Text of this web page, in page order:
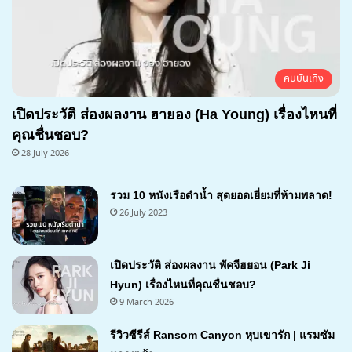
คนบันเทิง
เปิดประวัติ ส่องผลงาน ฮายอง (Ha Young) เรื่องไหนที่
คุณชื่นชอบ?
28 July 2026
รวม 10 หนังเรือดำน้ำ สุดยอดเยี่ยมที่ห้ามพลาด!
26 July 2023
เปิดประวัติ ส่องผลงาน พัคจีฮยอน (Park Ji
Hyun) เรื่องไหนที่คุณชื่นชอบ?
9 March 2026
รีวิวซีรีส์ Ransom Canyon หุบเขารัก | แรมซัม